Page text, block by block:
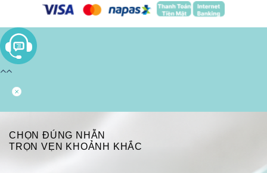
CHỌN ĐÚNG NHẪN
TRỌN VẸN KHOẢNH KHẮC